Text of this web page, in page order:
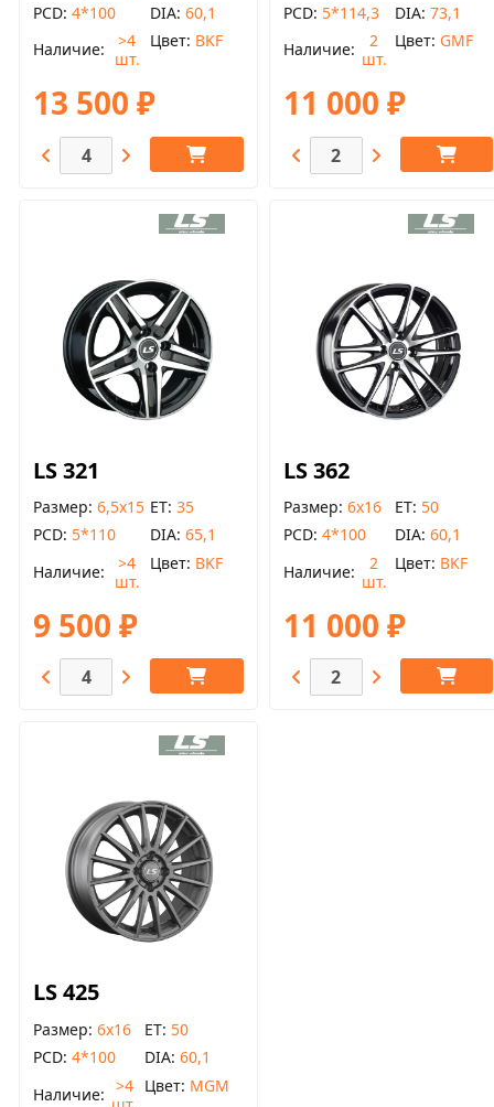
PCD 4*100
Наличие
>4
шт.
DIA 60,1
Цвет BKF
13 500 ₽
PCD 5*114,3
Наличие
2
шт.
DIA 73,1
Цвет GMF
11 000 ₽
LS 321
Размер 6,5x15
PCD 5*110
Наличие
>4
шт.
ET 35
DIA 65,1
Цвет BKF
9 500 ₽
LS 362
Размер 6x16
PCD 4*100
Наличие
2
шт.
ET 50
DIA 60,1
Цвет BKF
11 000 ₽
LS 425
Размер 6x16
PCD 4*100
Наличие
>4
ET 50
DIA 60,1
Цвет MGM